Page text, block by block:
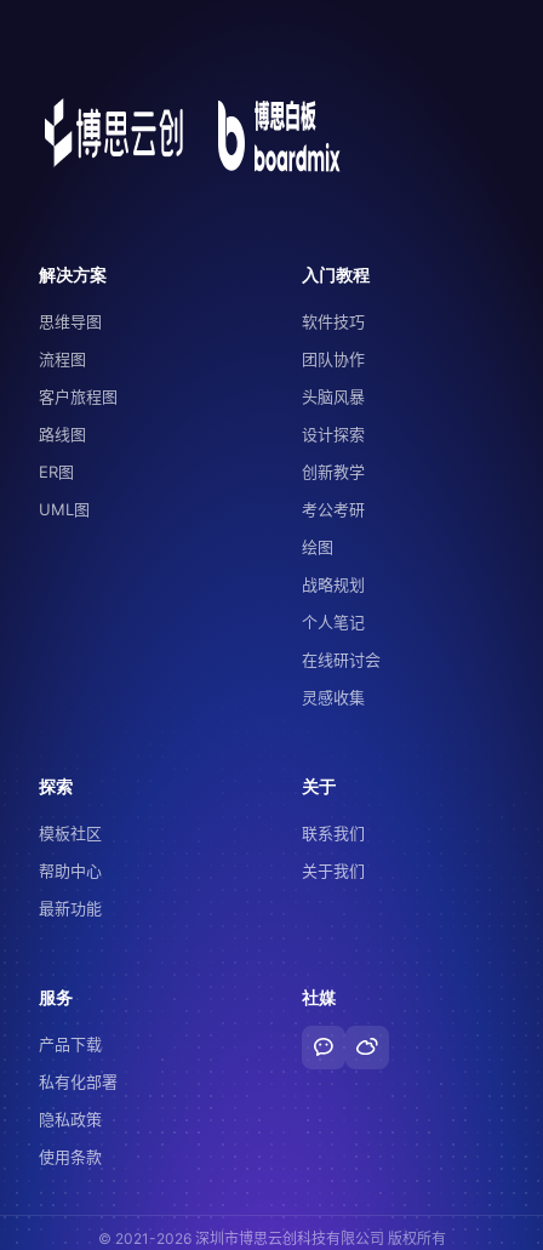
解决方案
思维导图
流程图
客户旅程图
路线图
ER图
UML图
入门教程
软件技巧
团队协作
头脑风暴
设计探索
创新教学
考公考研
绘图
战略规划
个人笔记
在线研讨会
灵感收集
探索
模板社区
帮助中心
最新功能
关于
联系我们
关于我们
服务
产品下载
私有化部署
隐私政策
使用条款
社媒
© 2021-2026 深圳市博思云创科技有限公司 版权所有